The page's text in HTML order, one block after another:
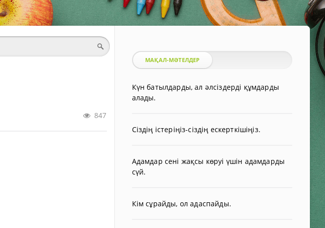
847
МАҚАЛ-МӘТЕЛДЕР
Күн батылдарды, ал әлсіздерді құмдарды
алады.
Сіздің істеріңіз-сіздің ескерткішіңіз.
Адамдар сені жақсы көруі үшін адамдарды
сүй.
Кім сұрайды, ол адаспайды.